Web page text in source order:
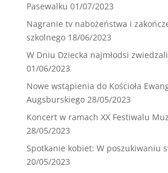
Pasewalku 01/07/2023
Nagranie tv nabożeństwa i
szkolnego 18/06/2023
W Dniu Dziecka najmłodsi
01/06/2023
Nowe wstąpienia do Kościoła
Augsburskiego 28/05/2023
Koncert w ramach XX Festiwalu
28/05/2023
Spotkanie kobiet: W poszukiwaniu
20/05/2023